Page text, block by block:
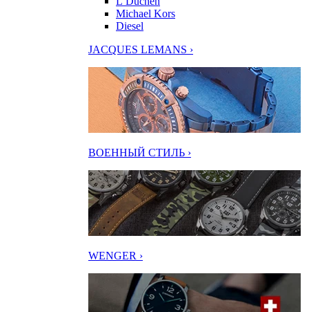
Michael Kors
Diesel
JACQUES LEMANS ›
ВОЕННЫЙ СТИЛЬ ›
WENGER ›